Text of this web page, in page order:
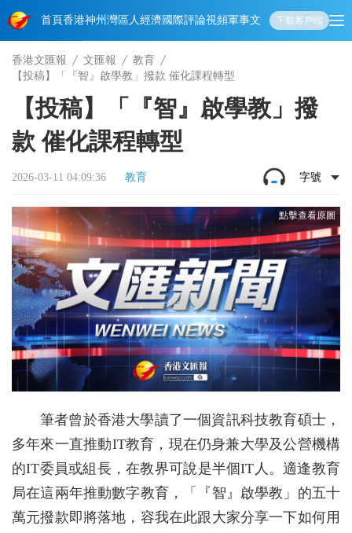
首頁香港神州 灣區人經濟國際評論視頻軍事文化 娛樂生活教育體
下載客戶端
香港文匯報 文匯報
教育
【投稿】「『智』啟學教」撥款 催化課程轉型
【投稿】「『智』啟學教」撥
款 催化課程轉型
2026-03-11 04:09:36 教育 字號
筆者曾於香港大學讀了一個資訊科技教育碩士，
多年來一直推動IT教育，現在仍身兼大學及公營機構
的IT委員或組長，在教界可說是半個IT人。適逢教育
局在這兩年推動數字教育，「『智』啟學教」的五十
萬元撥款即將落地，容我在此跟大家分享一下如何用